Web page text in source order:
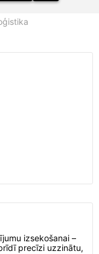
izsekošanai –
precīzi uzzinātu,